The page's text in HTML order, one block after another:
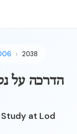
2038
הדרכה על
Study at Lod